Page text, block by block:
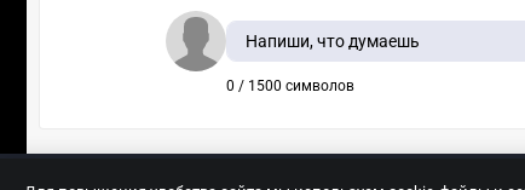
Напиши, что думаешь
0 / 1500 символов